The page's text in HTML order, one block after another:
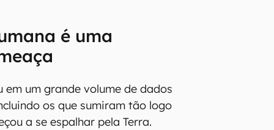
é uma
em um grande volume de dados
os que sumiram tão logo
a se espalhar pela Terra.